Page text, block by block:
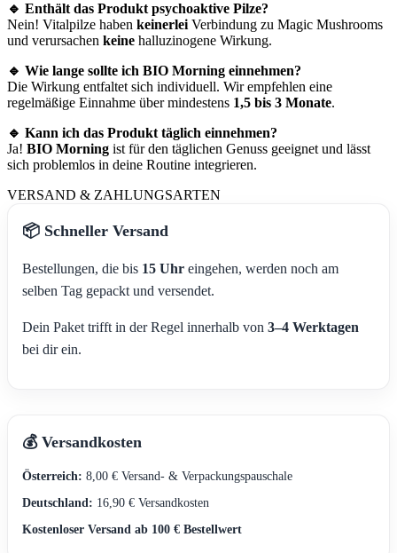
🔹 Enthält das Produkt psychoaktive Pilze?
Nein! Vitalpilze haben keinerlei Verbindung zu Magic Mushrooms
und verursachen keine halluzinogene Wirkung.
🔹 Wie lange sollte ich BIO Morning einnehmen?
Die Wirkung entfaltet sich individuell. Wir empfehlen eine
regelmäßige Einnahme über mindestens 1,5 bis 3 Monate.
🔹 Kann ich das Produkt täglich einnehmen?
Ja! BIO Morning ist für den täglichen Genuss geeignet und lässt
sich problemlos in deine Routine integrieren.
VERSAND & ZAHLUNGSARTEN
📦 Schneller Versand
Bestellungen, die bis 15 Uhr eingehen, werden noch am
selben Tag gepackt und versendet.
Dein Paket trifft in der Regel innerhalb von 3–4 Werktagen
bei dir ein.
💰 Versandkosten
Österreich: 8,00 € Versand- & Verpackungspauschale
Deutschland: 16,90 € Versandkosten
Kostenloser Versand ab 100 € Bestellwert